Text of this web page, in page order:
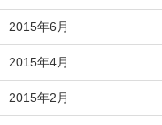
2015年6月
2015年4月
2015年2月